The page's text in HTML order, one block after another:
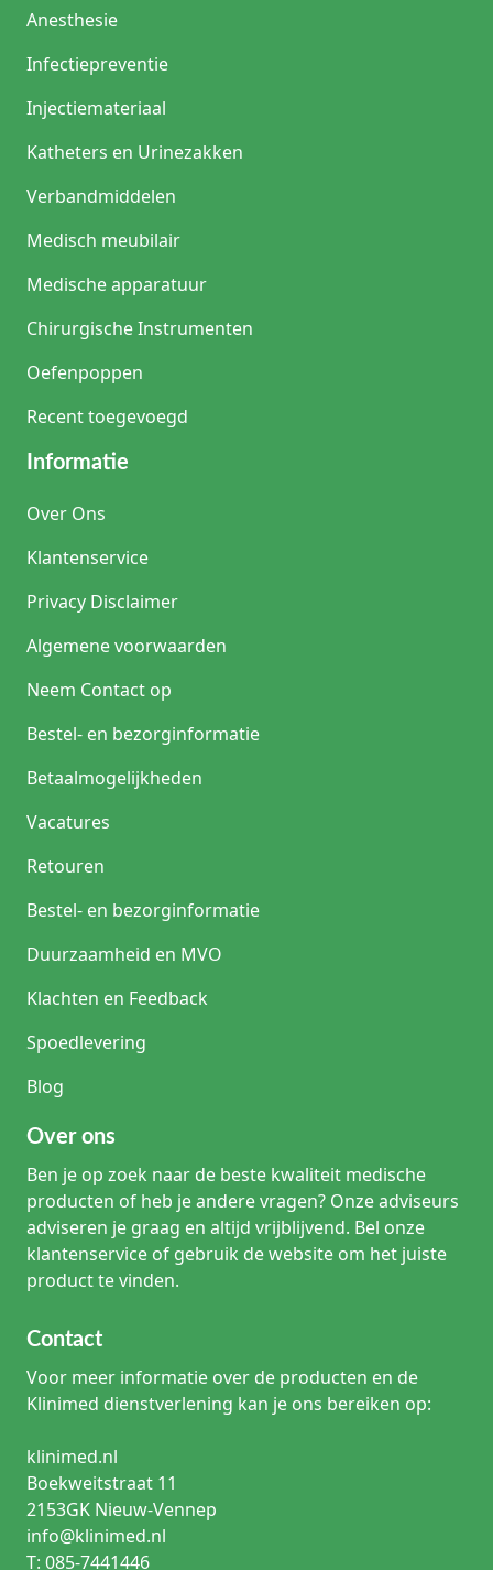
Anesthesie
Infectiepreventie
Injectiemateriaal
Katheters en Urinezakken
Verbandmiddelen
Medisch meubilair
Medische apparatuur
Chirurgische Instrumenten
Oefenpoppen
Recent toegevoegd
Informatie
Over Ons
Klantenservice
Privacy Disclaimer
Algemene voorwaarden
Neem Contact op
Bestel- en bezorginformatie
Betaalmogelijkheden
Vacatures
Retouren
Bestel- en bezorginformatie
Duurzaamheid en MVO
Klachten en Feedback
Spoedlevering
Blog
Over ons
Ben je op zoek naar de beste kwaliteit medische
producten of heb je andere vragen? Onze adviseurs
adviseren je graag en altijd vrijblijvend. Bel onze
klantenservice of gebruik de website om het juiste
product te vinden.
Contact
Voor meer informatie over de producten en de
Klinimed dienstverlening kan je ons bereiken op:
klinimed.nl
Boekweitstraat 11
2153GK Nieuw-Vennep
info@klinimed.nl
T: 085-7441446